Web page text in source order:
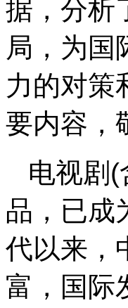
据，分析
局，为国
力的对策
要内容，
电视剧
品，已成
代以来，
富，国际